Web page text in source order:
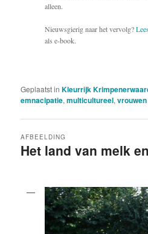
alleen.
Nieuwsgierig naar het vervolg?
als e-book.
Geplaatst in Kleurrijk
emnacipatie,multicultureel,vrouwen
Het land van melk
AFBEELDING